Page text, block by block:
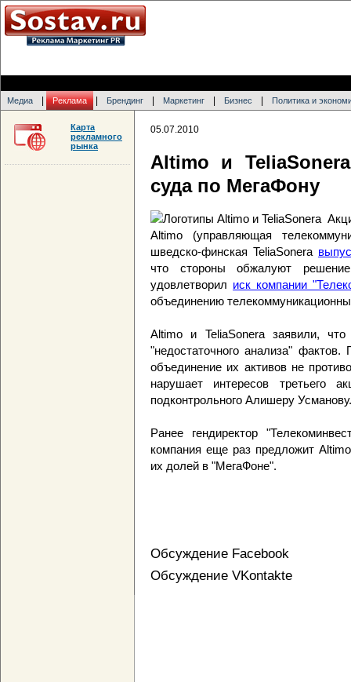
Медиа Реклама Брендинг Маркетинг Бизнес Политика и
05.07.2010
Altimo и
суда по МегаФону
Altimo (управляющая
шведско-финская TeliaSonera
что стороны обжалуют
удовлетворил иск компании
объединению
Altimo и TeliaSonera заявили,
"недостаточного анализа"
объединение их активов не
нарушает интересов третьего
подконтрольного Алишеру Усманову.
Ранее гендиректор
компания еще раз предложит
их долей в "МегаФоне".
Обсуждение Facebook
Обсуждение VKontakte
Карта
рекламного
рынка